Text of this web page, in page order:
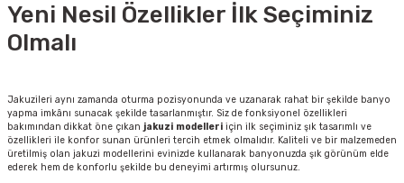
Yeni Nesil Özellikler İlk Seçiminiz
Olmalı
Jakuzileri aynı zamanda oturma pozisyonunda ve uzanarak rahat bir şekilde banyo
yapma imkânı sunacak şekilde tasarlanmıştır. Siz de fonksiyonel özellikleri
bakımından dikkat öne çıkan jakuzi modelleri için ilk seçiminiz şık tasarımlı ve
özellikleri ile konfor sunan ürünleri tercih etmek olmalıdır. Kaliteli ve bir malzemeden
üretilmiş olan jakuzi modellerini evinizde kullanarak banyonuzda şık görünüm elde
ederek hem de konforlu şekilde bu deneyimi artırmış olursunuz.